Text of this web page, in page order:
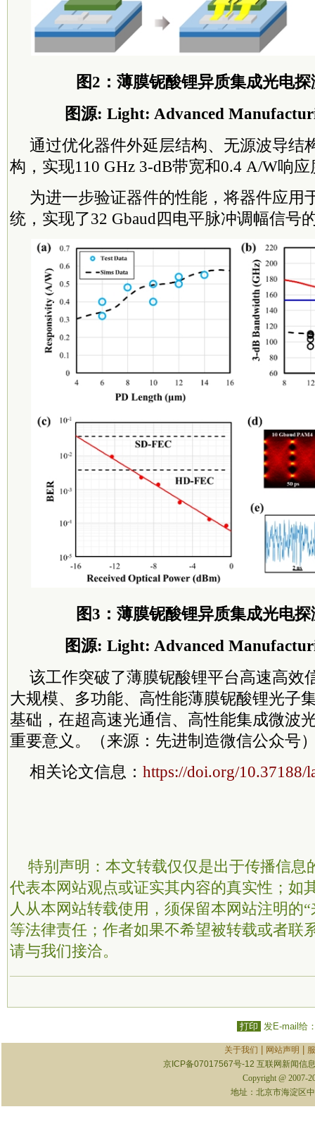
图2：薄膜铌酸锂异质集成光电
图源: Light: Advanced
通过优化器件外延层结构、无源波导结
构，实现110 GHz 3-dB带宽和0.4 A/W响应
为进一步验证器件的性能，将器件应用
统，实现了32 Gbaud四电平脉冲调幅信号
图3：薄膜铌酸锂异质集成光电
图源: Light: Advanced
该工作突破了薄膜铌酸锂平台高速高效
大规模、多功能、高性能薄膜铌酸锂光子
基础，在超高速光通信、高性能集成微波
重要意义。（来源：先进制造微信公众号
相关论文信息： https://doi.org/10.37188/
特别声明：本文转载仅仅是出于传播信息
代表本网站观点或证实其内容的真实性；如
人从本网站转载使用，须保留本网站注明的
等法律责任；作者如果不希望被转载或者联
请与我们接洽。
打印 发E-mail给
关于我们 网站声明
京ICP备07017567号-12 互联网新闻信
Copyright @ 2007-
地址：北京市海淀区